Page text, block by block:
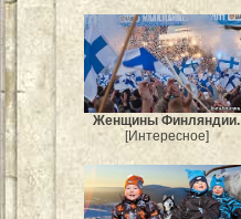
Женщины Финляндии.
[Интересное]